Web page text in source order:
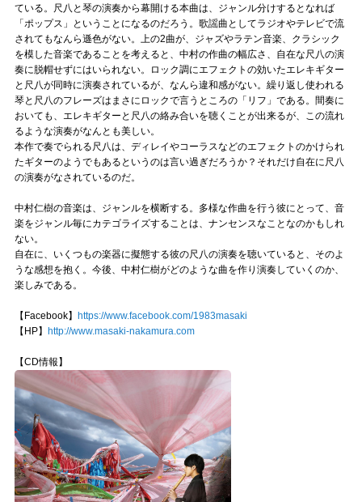
ている。尺八と琴の演奏から幕開ける本曲は、ジャンル分けするとなれば
「ポップス」ということになるのだろう。歌謡曲としてラジオやテレビで流
されてもなんら遜色がない。上の2曲が、ジャズやラテン音楽、クラシック
を模した音楽であることを考えると、中村の作曲の幅広さ、自在な尺八の演
奏に脱帽せずにはいられない。ロック調にエフェクトの効いたエレキギター
と尺八が同時に演奏されているが、なんら違和感がない。繰り返し使われる
琴と尺八のフレーズはまさにロックで言うところの「リフ」である。間奏に
おいても、エレキギターと尺八の絡み合いを聴くことが出来るが、この流れ
るような演奏がなんとも美しい。
本作で奏でられる尺八は、ディレイやコーラスなどのエフェクトのかけられ
たギターのようでもあるというのは言い過ぎだろうか？それだけ自在に尺八
の演奏がなされているのだ。
中村仁樹の音楽は、ジャンルを横断する。多様な作曲を行う彼にとって、音
楽をジャンル毎にカテゴライズすることは、ナンセンスなことなのかもしれ
ない。
自在に、いくつもの楽器に擬態する彼の尺八の演奏を聴いていると、そのよ
うな感想を抱く。今後、中村仁樹がどのような曲を作り演奏していくのか、
楽しみである。
【Facebook】
https://www.facebook.com/1983masaki
【HP】
http://www.masaki-nakamura.com
【CD情報】